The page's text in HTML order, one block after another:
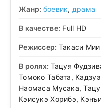
Жанр: боевик, драма
В качестве: Full HD
Режиссер: Такаси
В ролях: Тацуя
Томоко Табата,
Наомаса Мусака,
Кэисукэ Хорибэ,